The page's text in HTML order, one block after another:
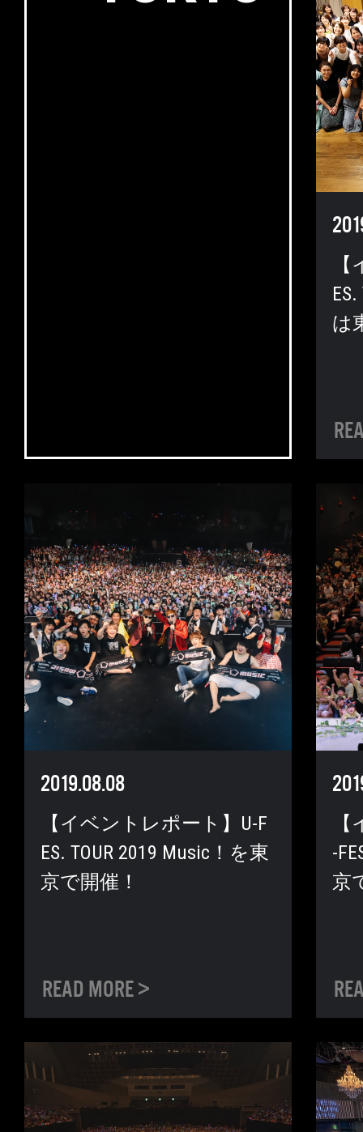
は
2019.08.08
【イベントレポート】U-F
ES. TOUR 2019 Music！を東
京で開催！
-
京